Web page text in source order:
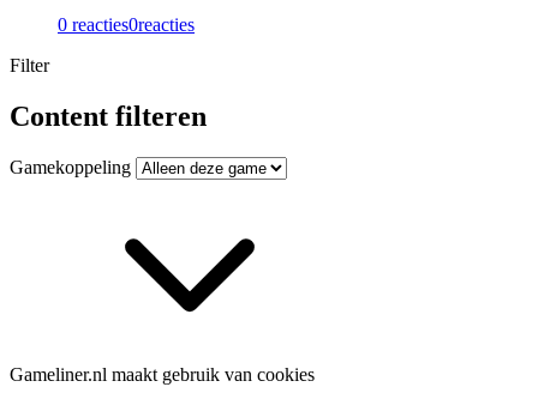
0 reacties0reacties
Filter
Content filteren
Gamekoppeling
Gameliner.nl maakt gebruik van cookies